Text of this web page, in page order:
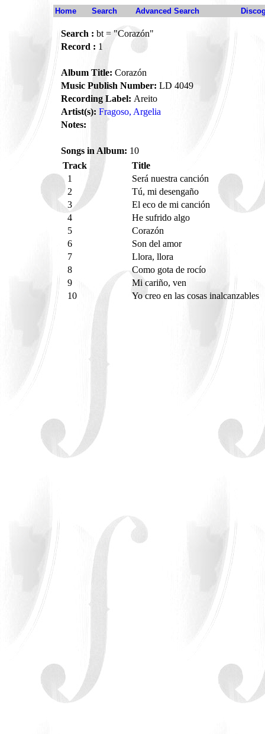
Home Search Advanced Search
Search : bt = "Corazón"
Record : 1
Album Title: Corazón
Music Publish Number: LD 4049
Recording Label: Areito
Artist(s): Fragoso, Argelia
Notes:
Songs in Album: 10
Track
Title
1
Será nuestra canción
2
Tú, mi desengaño
3
El eco de mi canción
4
He sufrido algo
5
Corazón
6
Son del amor
7
Llora, llora
8
Como gota de rocío
9
Mi cariño, ven
10
Yo creo en las cosas inalcanzables